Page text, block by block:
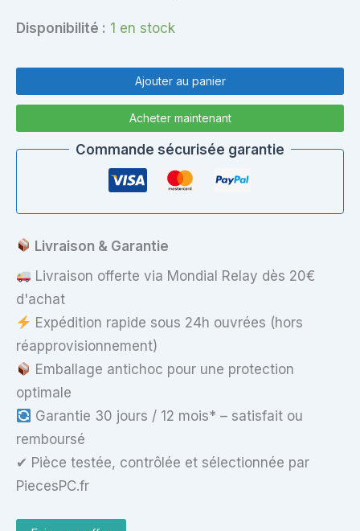
Disponibilité : 1 en stock
Sony
PCG-
MP-
09L26F0-
8861
Ajouter au panier
Acheter maintenant
Commande sécurisée garantie
Livraison & Garantie
Livraison offerte via Mondial Relay dès 20€
d'achat
Expédition rapide sous 24h ouvrées (hors
réapprovisionnement)
Emballage antichoc pour une protection
optimale
Garantie 30 jours / 12 mois* – satisfait ou
remboursé
✔ Pièce testée, contrôlée et sélectionnée par
PiecesPC.fr